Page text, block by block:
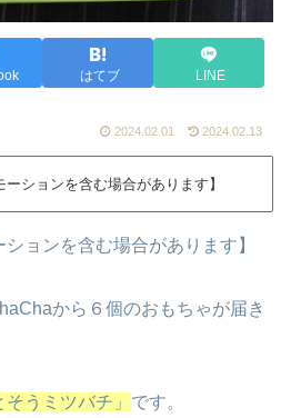
はてブ LINE
2024.02.01 2024.02.13
ーションを含む場合があります】
ションを含む場合があります】
から６個のおもちゃが届き
そうミツバチ」 です。